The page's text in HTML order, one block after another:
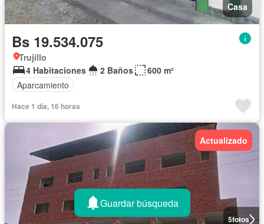
Casa
Bs 19.534.075
Trujillo
4 Habitaciones
2 Baños
600 m²
Aparcamiento
Hace 1 día, 16 horas
5fotos
Actualizado
Guardar búsqueda